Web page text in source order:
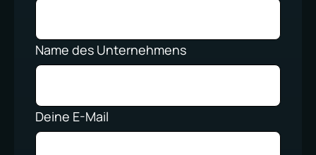
Name des Unternehmens
Deine E-Mail